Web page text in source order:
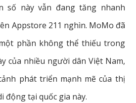
số này vẫn đang tăng nhanh
Appstore 211 nghìn. MoMo đã
phần không thể thiếu trong
của nhiều người dân Việt Nam,
phát triển mạnh mẽ của thị
tại quốc gia này.